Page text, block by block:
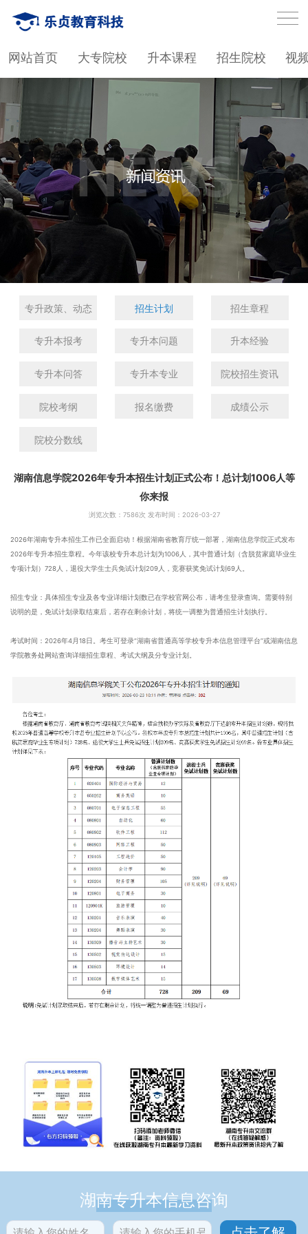
网站首页 大专院校 升本课程 招生院校 视
专升政策、动态 招生计划 招生章程
专升本报考 专升本问题 升本经验
专升本问答 专升本专业 院校招生资讯
院校考纲 报名缴费 成绩公示
院校分数线
湖南信息学院2026年专升本招生计划正式公布！总计划1006人等
你来报
浏览次数： 7586次 发布时间：2026-03-27
2026年湖南专升本招生工作已全面启动！根据湖南省教育厅统一部署，湖南信息学院正式发布
2026年专升本招生章程。今年该校专升本总计划为1006人，其中普通计划（含脱贫家庭毕业生
专项计划）728人，退役大学生士兵免试计划209人，竞赛获奖免试计划69人。
招生专业：具体招生专业及各专业详细计划数已在学校官网公布，请考生登录查询。需要特别
说明的是，免试计划录取结束后，若存在剩余计划，将统一调整为普通招生计划执行。
考试时间：2026年4月18日。考生可登录“湖南省普通高等学校专升本信息管理平台”或湖南信息
学院教务处网站查询详细招生章程、考试大纲及分专业计划。
湖南专升本信息咨询